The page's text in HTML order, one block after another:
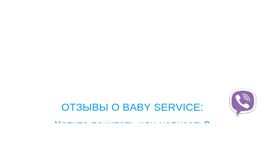
ОТЗЫВЫ О BABY SERVICE:
Хотите почитать или написать?